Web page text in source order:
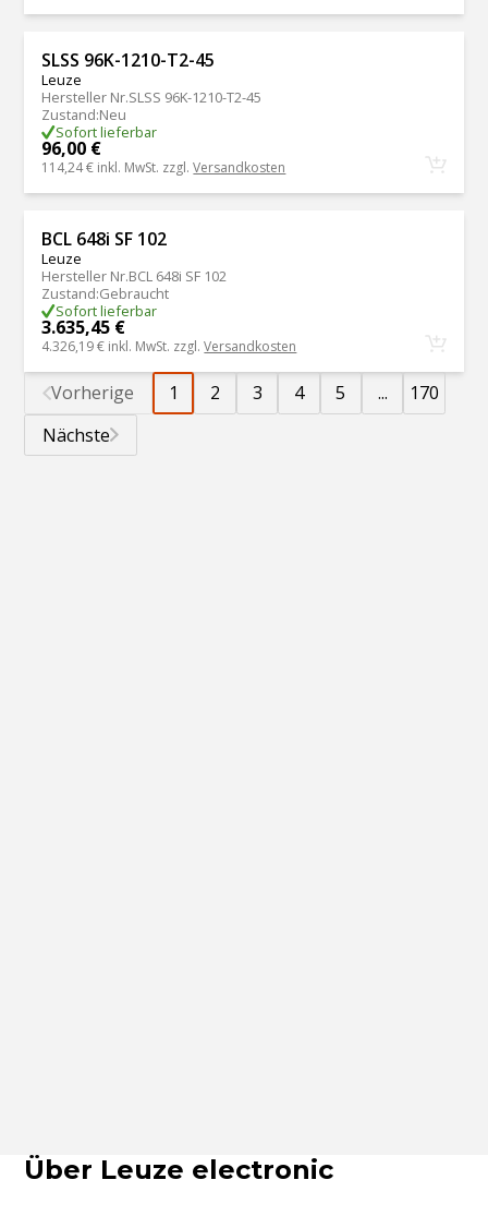
SLSS 96K-1210-T2-45
Leuze
Hersteller Nr.SLSS 96K-1210-T2-45
Zustand:Neu
Sofort lieferbar
96,00 €
114,24 € inkl. MwSt. zzgl.Versandkosten
BCL 648i SF 102
Leuze
Hersteller Nr.BCL 648i SF 102
Zustand:Gebraucht
Sofort lieferbar
3.635,45 €
4.326,19 € inkl. MwSt. zzgl.Versandkosten
Vorherige 1 2 3 4 5 ...
170
Nächste
Über Leuze electronic